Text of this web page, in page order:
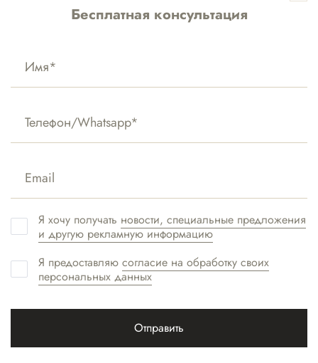
Связаться с нами:
СИТИ
+7(495) 477-59-02
+7(495) 477-39-85
Хамовники
ул. 3-я фрунзенская 19, 1 этаж
frunze@milfey.ru
Бесплатная консультация
Я хочу получать новости, специальные предложения
и другую рекламную информацию
Я предоставляю согласие на обработку своих
персональных данных
Отправить